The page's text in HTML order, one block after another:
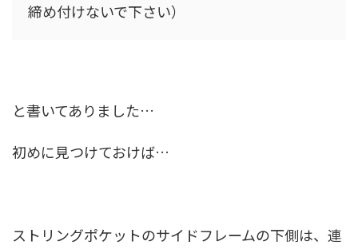
締め付けないで下さい）
と書いてありました…
初めに見つけておけば…
ストリングポケットのサイドフレームの下側は、連